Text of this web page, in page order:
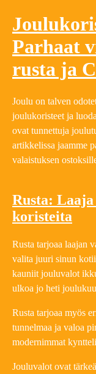
Parhaat
rusta ja
Joulu on talven
joulukoristeet ja
ovat tunnettuja
artikkelissa jaamme
valaistuksen
Rusta:
koristeita
Rusta tarjoaa laajan
valita juuri sinun
kauniit jouluvalot
ulkoa jo heti
Rusta tarjoaa myös
tunnelmaa ja valoa
modernimmat
Jouluvalot ovat